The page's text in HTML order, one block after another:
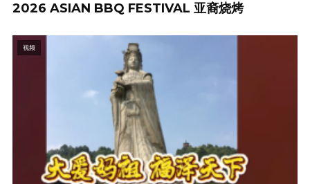
2026 ASIAN BBQ FESTIVAL 亚裔烧烤
视频